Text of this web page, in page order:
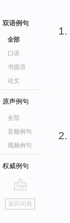
双语例句
全部
口语
书面语
论文
原声例句
全部
音频例句
视频例句
权威例句
go
top
返回词典